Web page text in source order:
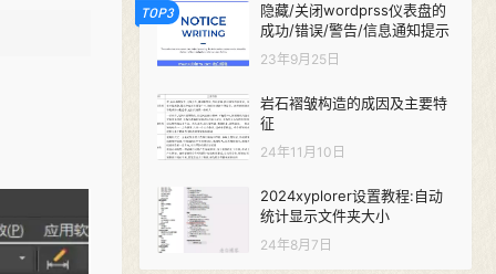
TOP3
隐藏/关闭wordprss仪表盘的
成功/错误/警告/信息通知提示
23年9月25日
岩石褶皱构造的成因及主要特
征
24年11月10日
2024xyplorer设置教程:自动
统计显示文件夹大小
24年8月7日